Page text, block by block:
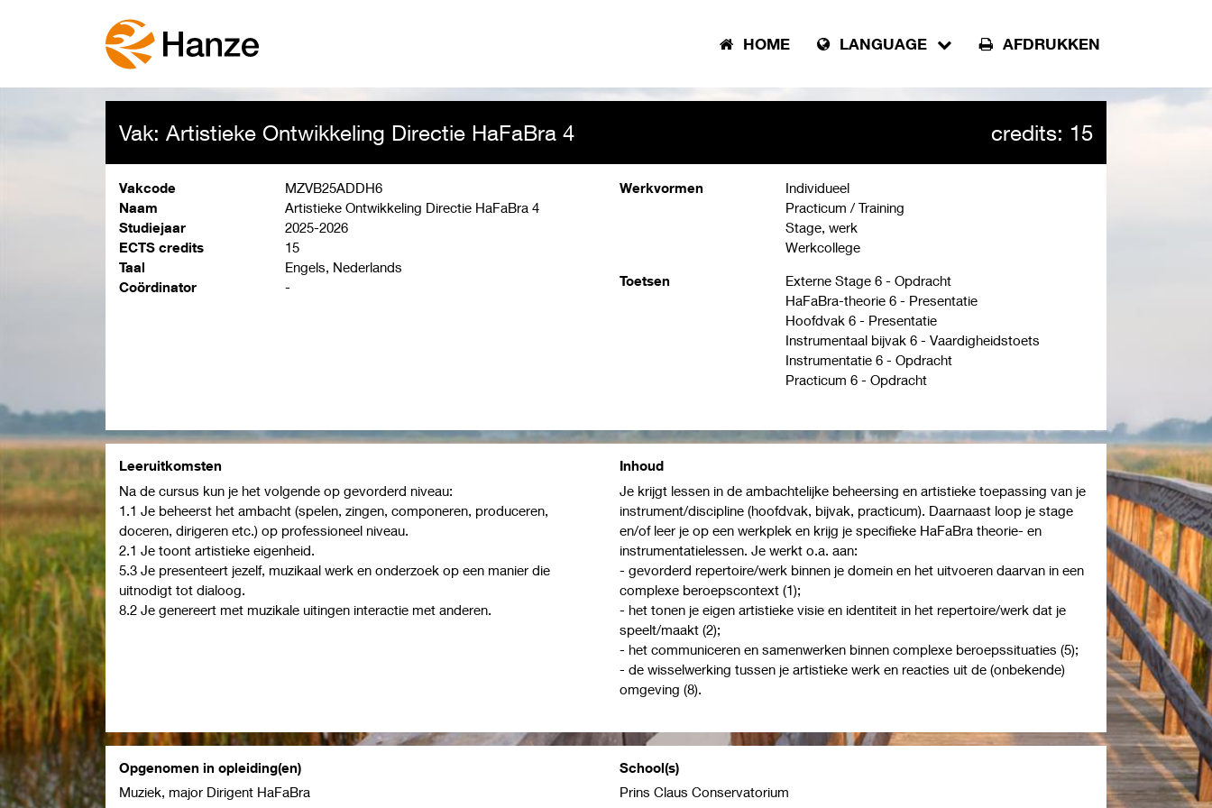
HOME LANGUAGE AFDRUKKEN
Vak: Artistieke Ontwikkeling Directie HaFaBra 4 credits: 15
Vakcode
MZVB25ADDH6
Naam
Artistieke Ontwikkeling Directie HaFaBra 4
Studiejaar
2025-2026
ECTS credits
15
Taal
Engels, Nederlands
Coördinator
-
Werkvormen
Individueel
Practicum / Training
Stage, werk
Werkcollege
Toetsen
Externe Stage 6 - Opdracht
HaFaBra-theorie 6 - Presentatie
Hoofdvak 6 - Presentatie
Instrumentaal bijvak 6 - Vaardigheidstoets
Instrumentatie 6 - Opdracht
Practicum 6 - Opdracht
Leeruitkomsten
Na de cursus kun je het volgende op gevorderd niveau:
1.1 Je beheerst het ambacht (spelen, zingen, componeren, produceren,
doceren, dirigeren etc.) op professioneel niveau.
2.1 Je toont artistieke eigenheid.
5.3 Je presenteert jezelf, muzikaal werk en onderzoek op een manier die
uitnodigt tot dialoog.
8.2 Je genereert met muzikale uitingen interactie met anderen.
Inhoud
Je krijgt lessen in de ambachtelijke beheersing en artistieke toepassing van je
instrument/discipline (hoofdvak, bijvak, practicum). Daarnaast loop je stage
en/of leer je op een werkplek en krijg je specifieke HaFaBra theorie- en
instrumentatielessen. Je werkt o.a. aan:
- gevorderd repertoire/werk binnen je domein en het uitvoeren daarvan in een
complexe beroepscontext (1);
- het tonen je eigen artistieke visie en identiteit in het repertoire/werk dat je
speelt/maakt (2);
- het communiceren en samenwerken binnen complexe beroepssituaties (5);
- de wisselwerking tussen je artistieke werk en reacties uit de (onbekende)
omgeving (8).
Opgenomen in opleiding(en)
Muziek, major Dirigent HaFaBra
School(s)
Prins Claus Conservatorium